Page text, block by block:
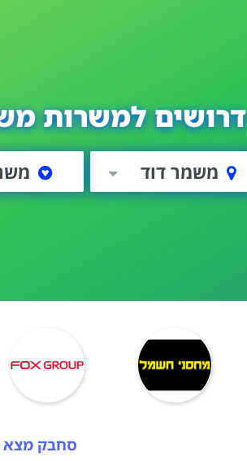
דרושים למשרות
משמר דוד
סחבק מצא